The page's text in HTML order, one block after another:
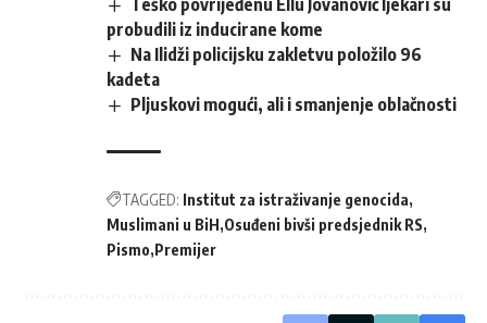
probudili iz inducirane kome
Na Ilidži policijsku zakletvu položilo 96
kadeta
Pljuskovi mogući, ali i smanjenje oblačnosti
TAGGED: Institut za istraživanje genocida
Muslimani u BiH Osuđeni bivši predsjednik RS
Pismo Premijer